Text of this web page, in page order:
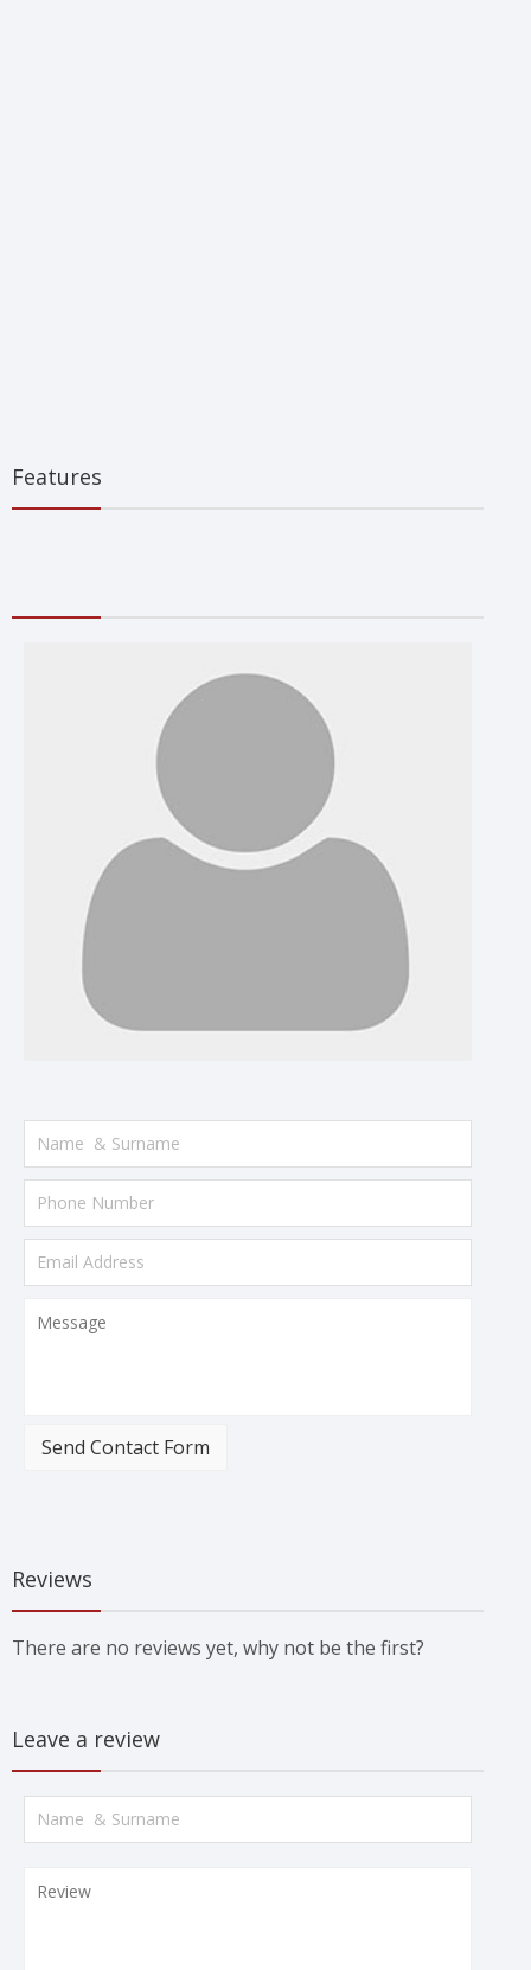
Features
Send Contact Form
Reviews
There are no reviews yet, why not be the first?
Leave a review